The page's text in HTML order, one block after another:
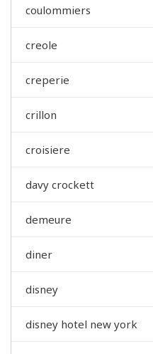
coulommiers
creole
creperie
crillon
croisiere
davy crockett
demeure
diner
disney
disney hotel new york